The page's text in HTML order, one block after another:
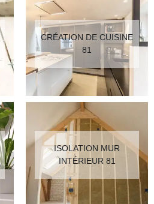
CRÉATION DE CUISINE
81
ISOLATION MUR
INTÉRIEUR 81